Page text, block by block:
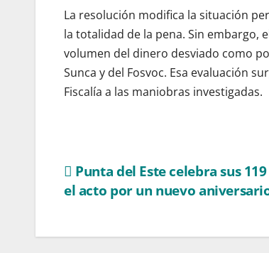
La resolución modifica la situación
la totalidad de la pena. Sin embargo,
volumen del dinero desviado como
Sunca y del Fosvoc. Esa evaluación
Fiscalía a las maniobras investigadas.
Navegación
de
entradas
Punta del Este celebra sus
el acto por un nuevo